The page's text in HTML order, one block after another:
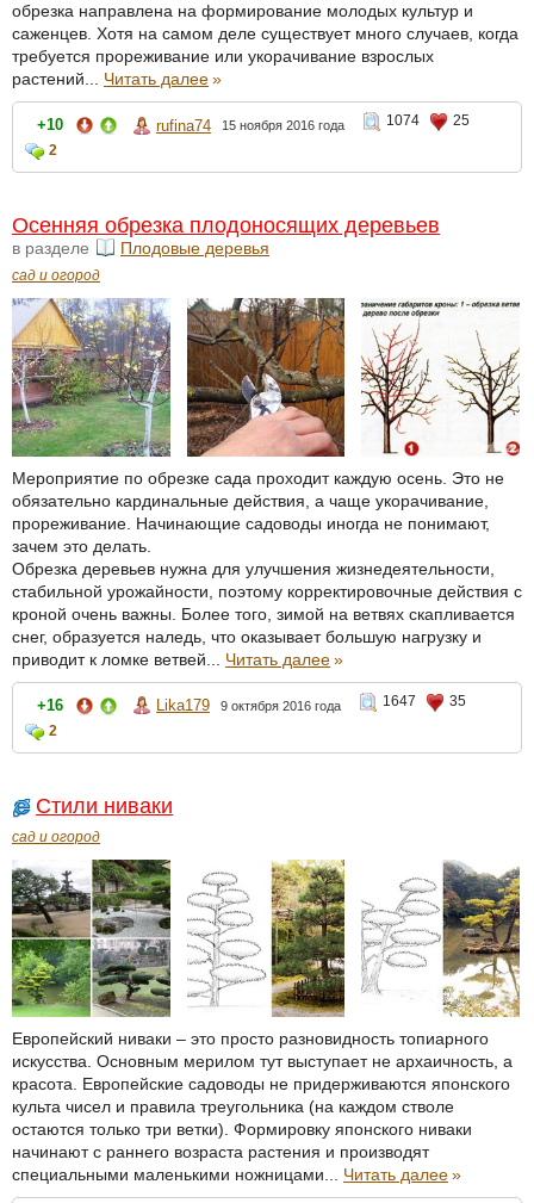
обрезка направлена на формирование молодых культур и
саженцев. Хотя на самом деле существует много случаев, когда
требуется прореживание или укорачивание взрослых
растений... Читать далее»
+10 rufina74 15 ноября 2016 года 1074
25
2
Осенняя обрезка плодоносящих деревьев
в разделе Плодовые деревья
сад и огород
Мероприятие по обрезке сада проходит каждую осень. Это не
обязательно кардинальные действия, а чаще укорачивание,
прореживание. Начинающие садоводы иногда не понимают,
зачем это делать.
Обрезка деревьев нужна для улучшения жизнедеятельности,
стабильной урожайности, поэтому корректировочные действия с
кроной очень важны. Более того, зимой на ветвях скапливается
снег, образуется наледь, что оказывает большую нагрузку и
приводит к ломке ветвей... Читать далее»
+16 Lika179 9 октября 2016 года 1647
35
2
Стили ниваки
сад и огород
Европейский ниваки – это просто разновидность топиарного
искусства. Основным мерилом тут выступает не архаичность, а
красота. Европейские садоводы не придерживаются японского
культа чисел и правила треугольника (на каждом стволе
остаются только три ветки). Формировку японского ниваки
начинают с раннего возраста растения и производят
специальными маленькими ножницами... Читать далее»